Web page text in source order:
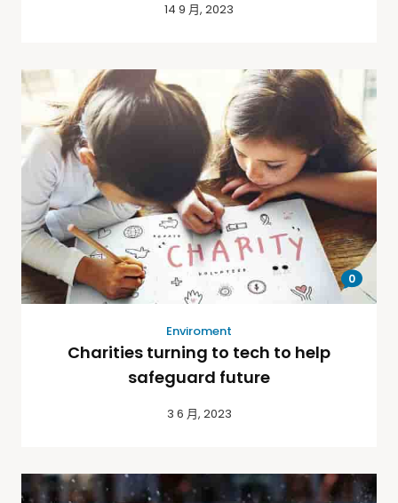
14 9 月, 2023
0
Enviroment
Charities turning to tech to help
safeguard future
3 6 月, 2023